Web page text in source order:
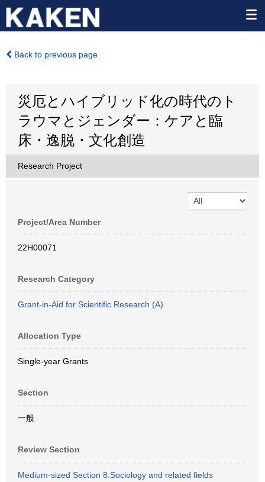
Back to previous page
災厄とハイブリッド化の時代のト
ラウマとジェンダー：ケアと臨
床・逸脱・文化創造
Research Project
Project/Area Number
22H00071
Research Category
Grant-in-Aid for Scientific Research (A)
Allocation Type
Single-year Grants
Section
一般
Review Section
Medium-sized Section 8:Sociology and related fields